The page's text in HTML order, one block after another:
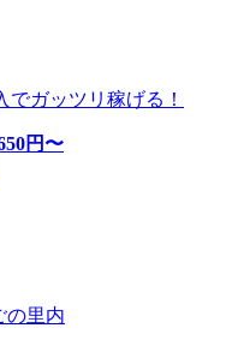
でガッツリ稼げる！
円〜
の里内